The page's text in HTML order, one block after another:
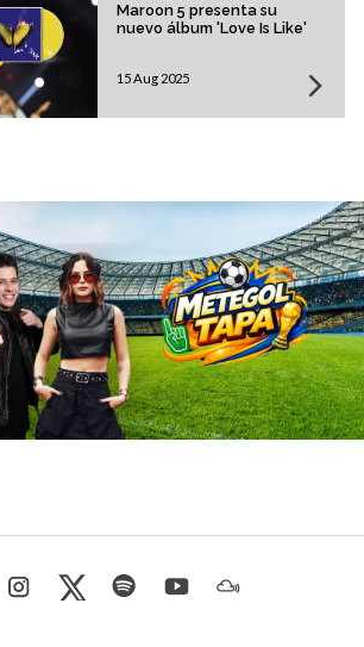
Maroon 5 presenta su
nuevo álbum 'Love Is Like'
15 Aug 2025